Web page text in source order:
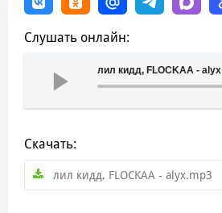
Слушать онлайн:
лил кидд, FLOCKAA - alyx
Скачать:
лил кидд, FLOCKAA - alyx.mp3